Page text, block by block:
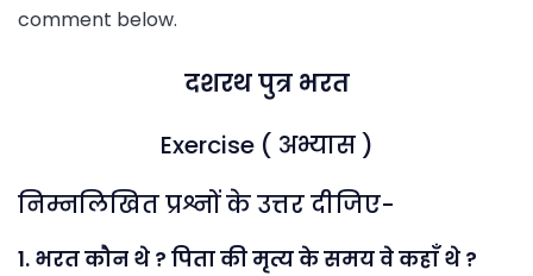
comment below.
दशरथ पुत्र भरत
Exercise ( अभ्यास )
निम्नलिखित प्रश्नों के उत्तर दीजिए-
1. भरत कौन थे ? पिता की मृत्य के समय वे कहाँ थे ?